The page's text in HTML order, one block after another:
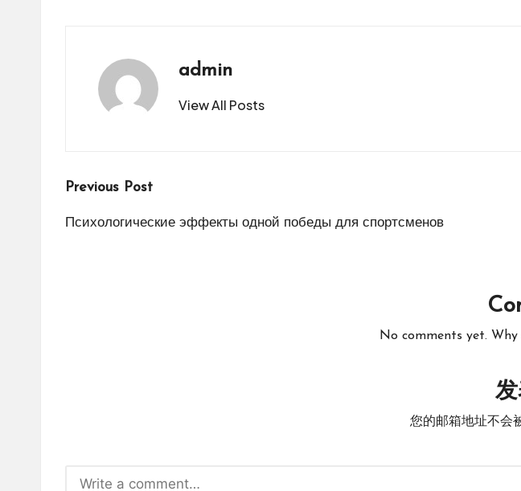
admin
View All Posts
Post
navigation
Previous Post
Психологические эффекты одной победы для спортсменов
No comments yet.
您的邮箱地址不会